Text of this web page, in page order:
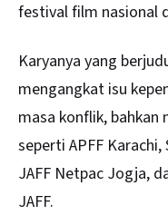
festival film nasional
Karyanya yang
mengangkat isu
masa konflik, bahkan
seperti APFF
JAFF Netpac Jogja,
JAFF.